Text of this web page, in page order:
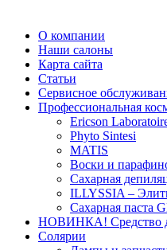
О компании
Наши салоны
Карта сайта
Статьи
Сервисное
Профессиональная
Ericson
Phyto Sintesi
MATIS
Воски и
Сахарная
ILLYSSIA –
Сахарная паста
НОВИНКА! Средство
Солярии